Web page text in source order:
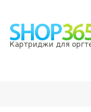
Картриджи для